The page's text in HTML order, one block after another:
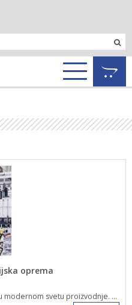
oprema
modernom svetu proizvodnje. ...